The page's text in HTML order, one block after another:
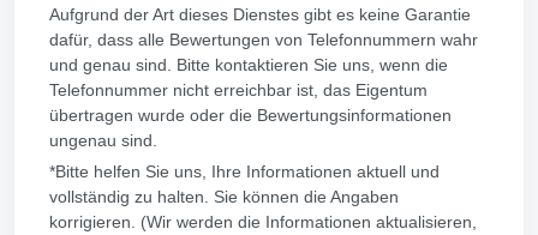
Aufgrund der Art dieses Dienstes gibt es keine Garantie
dafür, dass alle Bewertungen von Telefonnummern wahr
und genau sind. Bitte kontaktieren Sie uns, wenn die
Telefonnummer nicht erreichbar ist, das Eigentum
übertragen wurde oder die Bewertungsinformationen
ungenau sind.
*Bitte helfen Sie uns, Ihre Informationen aktuell und
vollständig zu halten. Sie können die Angaben
korrigieren. (Wir werden die Informationen aktualisieren,